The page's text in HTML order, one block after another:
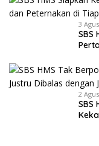
3
SBS
2
SBS